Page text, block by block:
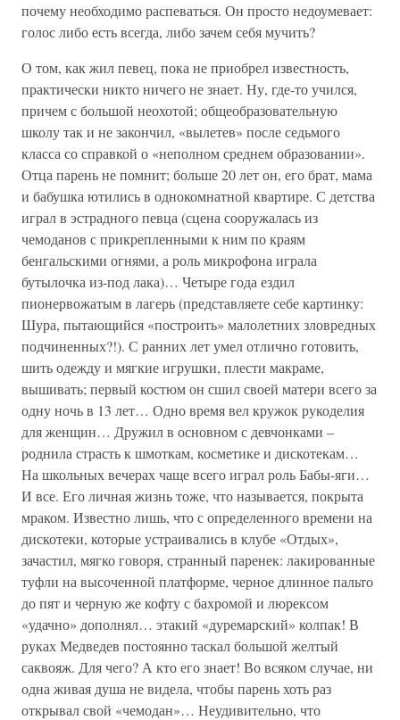
почему необходимо распеваться. Он просто недоумевает:
голос либо есть всегда, либо зачем себя мучить?
О том, как жил певец, пока не приобрел известность,
практически никто ничего не знает. Ну, где-то учился,
причем с большой неохотой; общеобразовательную
школу так и не закончил, «вылетев» после седьмого
класса со справкой о «неполном среднем образовании».
Отца парень не помнит; больше 20 лет он, его брат, мама
и бабушка ютились в однокомнатной квартире. С детства
играл в эстрадного певца (сцена сооружалась из
чемоданов с прикрепленными к ним по краям
бенгальскими огнями, а роль микрофона играла
бутылочка из-под лака)… Четыре года ездил
пионервожатым в лагерь (представляете себе картинку:
Шура, пытающийся «построить» малолетних зловредных
подчиненных?!). С ранних лет умел отлично готовить,
шить одежду и мягкие игрушки, плести макраме,
вышивать; первый костюм он сшил своей матери всего за
одну ночь в 13 лет… Одно время вел кружок рукоделия
для женщин… Дружил в основном с девчонками –
роднила страсть к шмоткам, косметике и дискотекам…
На школьных вечерах чаще всего играл роль Бабы-яги…
И все. Его личная жизнь тоже, что называется, покрыта
мраком. Известно лишь, что с определенного времени на
дискотеки, которые устраивались в клубе «Отдых»,
зачастил, мягко говоря, странный паренек: лакированные
туфли на высоченной платформе, черное длинное пальто
до пят и черную же кофту с бахромой и люрексом
«удачно» дополнял… этакий «дуремарский» колпак! В
руках Медведев постоянно таскал большой желтый
саквояж. Для чего? А кто его знает! Во всяком случае, ни
одна живая душа не видела, чтобы парень хоть раз
открывал свой «чемодан»… Неудивительно, что